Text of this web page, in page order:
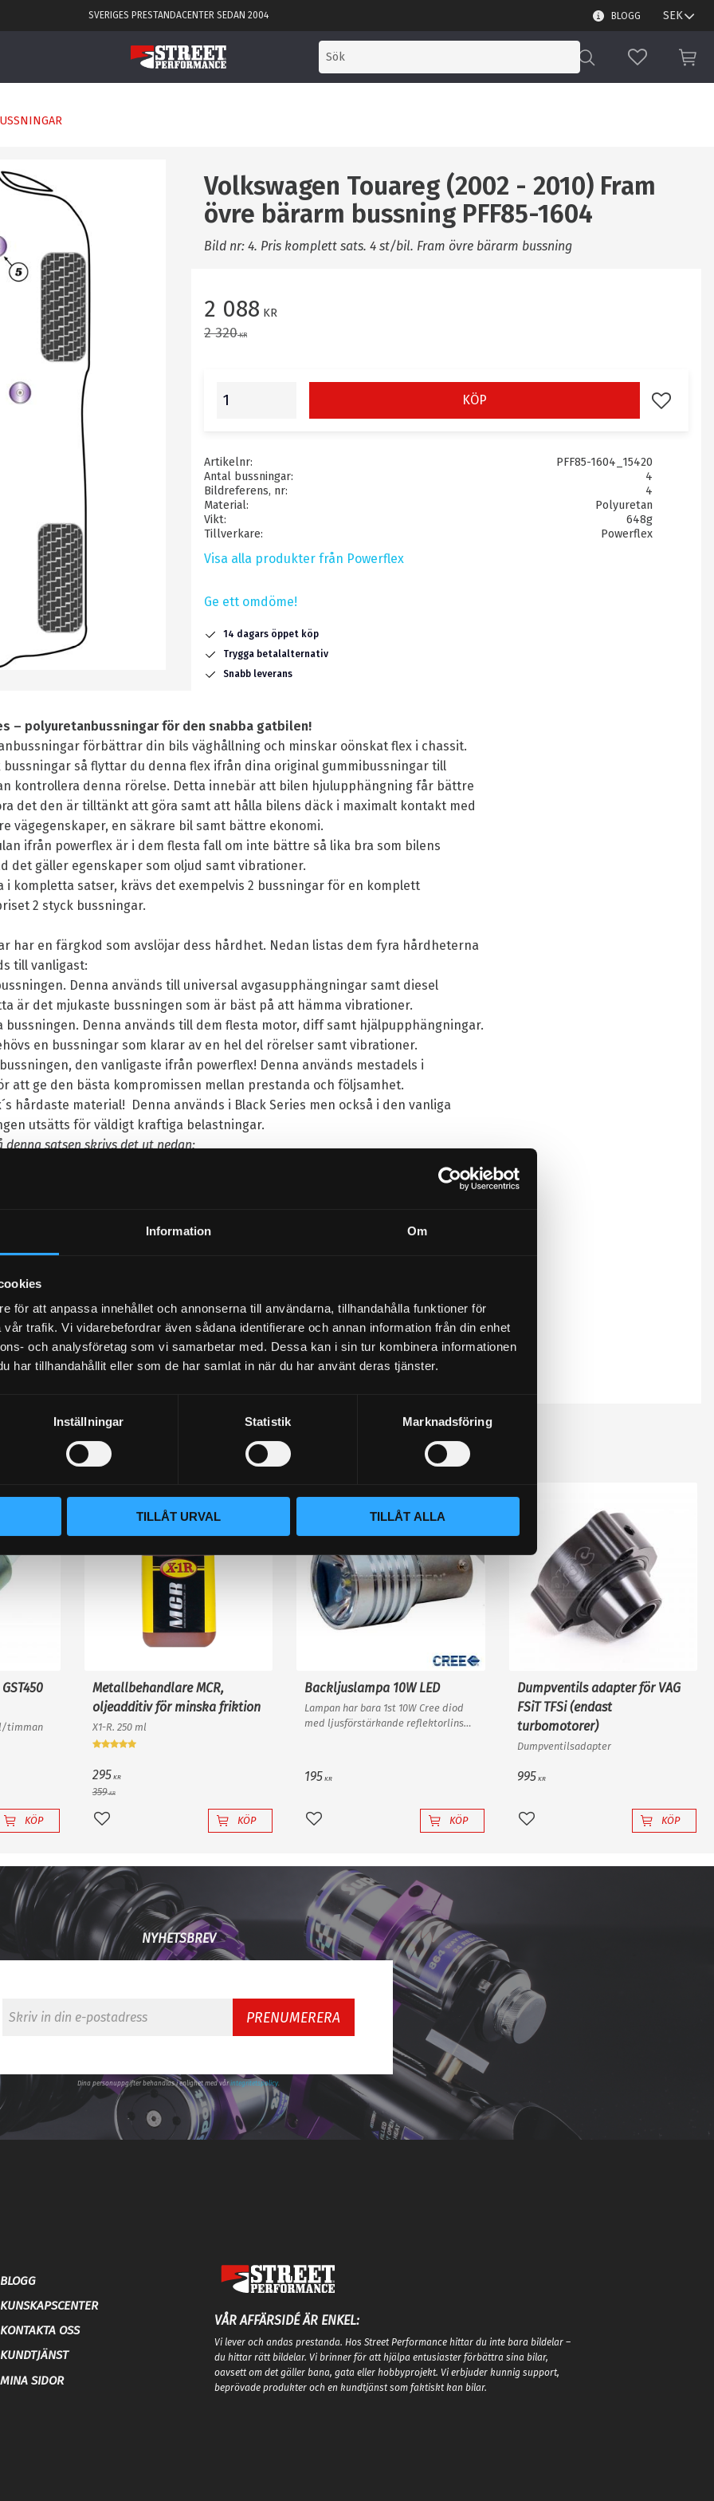
Information Om
för att anpassa innehållet och annonserna till användarna, tillhandahålla funktioner för
trafik. Vi vidarebefordrar även sådana identifierare och annan information från din enhet
och analysföretag som vi samarbetar med. Dessa kan i sin tur kombinera informationen
har tillhandahållit eller som de har samlat in när du har använt deras tjänster.
Inställningar Statistik Marknadsföring
TILLÅT URVAL TILLÅT ALLA
SVERIGES PRESTANDACENTER SEDAN 2004 BLOGG
FAVORITER
Volkswagen Touareg (2002 - 2010) Fram
övre bärarm bussning PFF85-1604
Bild nr: 4. Pris komplett sats. 4 st/bil. Fram övre bärarm bussning
Nedsatt pris:
2 088 KR
Ordinarie pris:
2 320KR
KÖP Lägg till i
Artikelnr
PFF85-1604_15420
Antal bussningar
4
Bildreferens, nr
4
Material
Polyuretan
Vikt
648g
Tillverkare
Powerflex
Visa alla produkter från Powerflex
Ge ett omdöme!
14 dagars öppet köp
Trygga betalalternativ
Snabb leverans
– polyuretanbussningar för den snabba gatbilen!
förbättrar din bils väghållning och minskar oönskat flex i chassit.
så flyttar du denna flex ifrån dina original gummibussningar till
kontrollera denna rörelse. Detta innebär att bilen hjulupphängning får bättre
det den är tilltänkt att göra samt att hålla bilens däck i maximalt kontakt med
vägegenskaper, en säkrare bil samt bättre ekonomi.
ifrån powerflex är i dem flesta fall om inte bättre så lika bra som bilens
det gäller egenskaper som oljud samt vibrationer.
i kompletta satser, krävs det exempelvis 2 bussningar för en komplett
2 styck bussningar.
har en färgkod som avslöjar dess hårdhet. Nedan listas dem fyra hårdheterna
till vanligast:
Denna används till universal avgasupphängningar samt diesel
är det mjukaste bussningen som är bäst på att hämma vibrationer.
bussningen. Denna används till dem flesta motor, diff samt hjälpupphängningar.
en bussningar som klarar av en hel del rörelser samt vibrationer.
den vanligaste ifrån powerflex! Denna används mestadels i
att ge den bästa kompromissen mellan prestanda och följsamhet.
hårdaste material! Denna används i Black Series men också i den vanliga
utsätts för väldigt kraftiga belastningar.
denna satsen skrivs det ut nedan:
Populära produkter
timman
STORSÄLJARE!
KÖP
Metallbehandlare MCR,
oljeadditiv för minska friktion
X1-R. 250 ml
295 KR
359KR
18% STORSÄLJARE!
Lägg till i favoriter KÖP
Backljuslampa 10W LED
Lampan har bara 1st 10W Cree diod
med ljusförstärkande reflektorlins
195 KR
Lägg till i favoriter KÖP
Dumpventils adapter för VAG
FSiT TFSi (endast
turbomotorer)
Dumpventilsadapter
995 KR
Lägg till i favoriter KÖP
NYHETSBREV
PRENUMERERA
Dina personuppgifter behandlas i enlighet med vårintegritetspolicy.
BLOGG
KUNSKAPSCENTER
KONTAKTA OSS
KUNDTJÄNST
MINA SIDOR
VÅR AFFÄRSIDÉ ÄR ENKEL:
Vi lever och andas prestanda. Hos Street Performance hittar du inte bara bildelar –
du hittar rätt bildelar. Vi brinner för att hjälpa entusiaster förbättra sina bilar,
oavsett om det gäller bana, gata eller hobbyprojekt. Vi erbjuder kunnig support,
beprövade produkter och en kundtjänst som faktiskt kan bilar.